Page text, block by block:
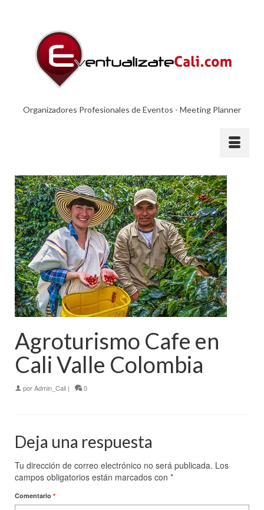
Organizadores Profesionales de Eventos - Meeting Planner
Agroturismo Cafe en
Cali Valle Colombia
porAdmin_Cali | 0
Deja una respuesta
Tu dirección de correo electrónico no será publicada. Los
campos obligatorios están marcados con *
Comentario *